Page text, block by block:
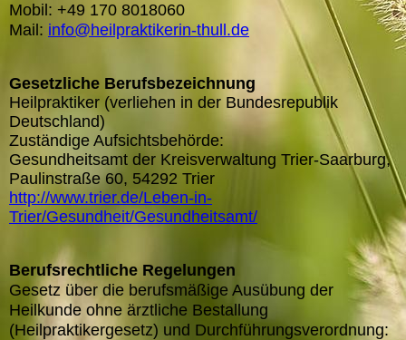
Mobil: +49 170 8018060
Mail: info@heilpraktikerin-thull.de
Gesetzliche Berufsbezeichnung
Heilpraktiker (verliehen in der Bundesrepublik
Deutschland)
Zuständige Aufsichtsbehörde:
Gesundheitsamt der Kreisverwaltung Trier-Saarburg,
Paulinstraße 60, 54292 Trier
http://www.trier.de/Leben-in-
Trier/Gesundheit/Gesundheitsamt/
Berufsrechtliche Regelungen
Gesetz über die berufsmäßige Ausübung der
Heilkunde ohne ärztliche Bestallung
(Heilpraktikergesetz) und Durchführungsverordnung: